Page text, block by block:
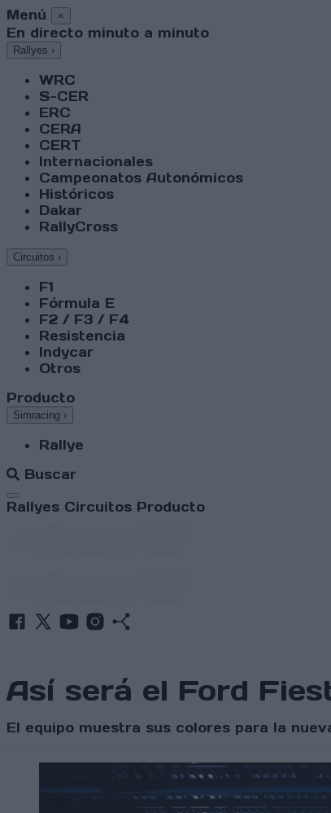
Menú ×
En directo minuto a minuto
Rallyes ›
WRC
S-CER
ERC
CERA
CERT
Internacionales
Campeonatos Autonómicos
Históricos
Dakar
RallyCross
Circuitos ›
F1
Fórmula E
F2 / F3 / F4
Resistencia
Indycar
Otros
Producto
Simracing ›
Rallye
Buscar
Abrir menú
Rallyes Circuitos Producto
Así será el Ford
El equipo muestra sus colores para la